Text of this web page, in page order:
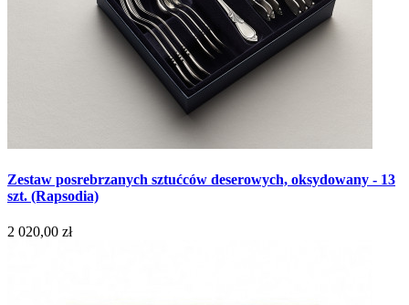
Zestaw posrebrzanych sztućców deserowych, oksydowany - 13
szt. (Rapsodia)
2 020,00 zł